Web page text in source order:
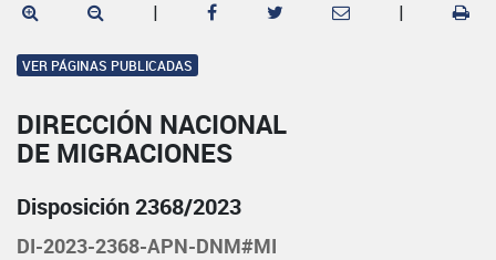
| |
VER PÁGINAS PUBLICADAS
DIRECCIÓN NACIONAL
DE MIGRACIONES
Disposición 2368/2023
DI-2023-2368-APN-DNM#MI